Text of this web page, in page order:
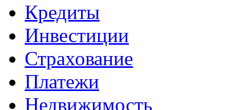
Кредиты
Инвестиции
Страхование
Платежи
Недвижимость